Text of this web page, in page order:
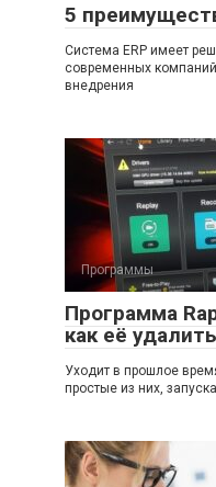
5
Система ERP имеет
современных
внедрения
Программы
Программа
как её удалить
Уходит в прошлое
простые из них,